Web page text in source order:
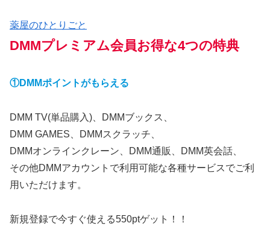
薬屋のひとりごと
DMMプレミアム会員お得な4つの特典
①DMMポイントがもらえる
DMM TV(単品購入)、DMMブックス、
DMM GAMES、DMMスクラッチ、
DMMオンラインクレーン、DMM通販、DMM英会話、
その他DMMアカウントで利用可能な各種サービスでご利
用いただけます。
新規登録で今すぐ使える550ptゲット！！